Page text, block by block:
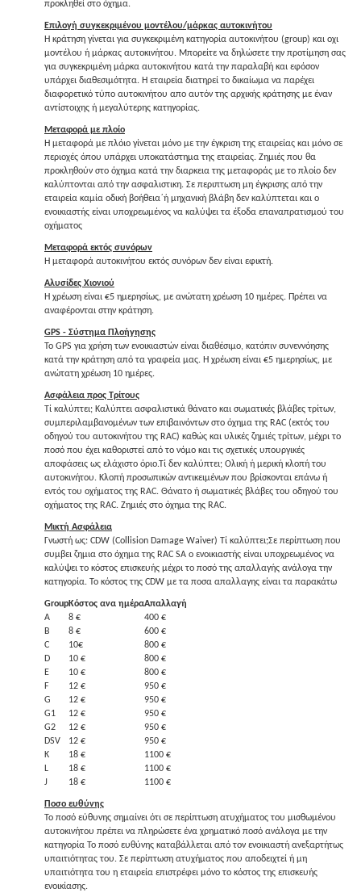
προκληθεί στο όχημα.
Επιλογή συγκεκριμένου μοντέλου/μάρκας αυτοκινήτου
Η κράτηση γίνεται για συγκεκριμένη κατηγορία αυτοκινήτου (group) και οχι
μοντέλου ή μάρκας αυτοκινήτου. Μπορείτε να δηλώσετε την προτίμηση σας
για συγκεκριμένη μάρκα αυτοκινήτου κατά την παραλαβή και εφόσον
υπάρχει διαθεσιμότητα. Η εταιρεία διατηρεί το δικαίωμα να παρέχει
διαφορετικό τύπο αυτοκινήτου απο αυτόν της αρχικής κράτησης με έναν
αντίστοιχης ή μεγαλύτερης κατηγορίας.
Μεταφορά με πλοίο
Η μεταφορά με πλόιο γίνεται μόνο με την έγκριση της εταιρείας και μόνο σε
περιοχές όπου υπάρχει υποκατάστημα της εταιρείας. Ζημιές που θα
προκληθούν στο όχημα κατά την διαρκεια της μεταφοράς με το πλοίο δεν
καλύπτονται από την ασφαλιστικη. Σε περιπτωση μη έγκρισης από την
εταιρεία καμία οδική βοήθεια΄ή μηχανική βλάβη δεν καλύπτεται και ο
ενοικιαστής είναι υποχρεωμένος να καλύψει τα έξοδα επαναπρατισμού του
οχήματος
Μεταφορά εκτός συνόρων
Η μεταφορά αυτοκινήτου εκτός συνόρων δεν είναι εφικτή.
Αλυσίδες Χιονιού
H χρέωση είναι €5 ημερησίως, με ανώτατη χρέωση 10 ημέρες. Πρέπει να
αναφέρονται στην κράτηση.
GPS - Σύστημα Πλοήγησης
Το GPS για χρήση των ενοικιαστών είναι διαθέσιμο, κατόπιν συνεννόησης
κατά την κράτηση από τα γραφεία μας. H χρέωση είναι €5 ημερησίως, με
ανώτατη χρέωση 10 ημέρες.
Ασφάλεια προς Τρίτους
Τί καλύπτει; Καλύπτει ασφαλιστικά θάνατο και σωματικές βλάβες τρίτων,
συμπεριλαμβανομένων των επιβαινόντων στο όχημα της RAC (εκτός του
οδηγού του αυτοκινήτου της RAC) καθώς και υλικές ζημιές τρίτων, μέχρι το
ποσό που έχει καθοριστεί από το νόμο και τις σχετικές υπουργικές
αποφάσεις ως ελάχιστο όριο.Τί δεν καλύπτει; Ολική ή μερική κλοπή του
αυτοκινήτου. Κλοπή προσωπικών αντικειμένων που βρίσκονται επάνω ή
εντός του οχήματος της RAC. Θάνατο ή σωματικές βλάβες του οδηγού του
οχήματος της RAC. Ζημιές στο όχημα της RAC.
Μικτή Ασφάλεια
Γνωστή ως: CDW (Collision Damage Waiver) Τί καλύπτει;Σε περίπτωση που
συμβει ζημια στο όχημα της RAC SA ο ενοικιαστής είναι υποχρεωμένος να
καλύψει το κόστος επισκευής μέχρι το ποσό της απαλλαγής ανάλογα την
κατηγορία. Το κόστος της CDW με τα ποσα απαλλαγης είναι τα παρακάτω
GroupΚόστος ανα ημέραΑπαλλαγή
A
8 €
400 €
B
8 €
600 €
C
10€
800 €
D
10 €
800 €
E
10 €
800 €
F
12 €
950 €
G
12 €
950 €
G1
12 €
950 €
G2
12 €
950 €
DSV
12 €
950 €
K
18 €
1100 €
L
18 €
1100 €
J
18 € 1100 €
Ποσο ευθύνης
Το ποσό εύθυνης σημαίνει ότι σε περίπτωση ατυχήματος του μισθωμένου
αυτοκινήτου πρέπει να πληρώσετε ένα χρηματικό ποσό ανάλογα με την
κατηγορία Το ποσό ευθύνης καταβάλλεται από τον ενοικιαστή ανεξαρτήτως
υπαιτιότητας του. Σε περίπτωση ατυχήματος που αποδειχτεί ή μη
υπαιτιότητα του η εταιρεία επιστρέφει μόνο το κόστος της επισκευής
ενοικίασης.